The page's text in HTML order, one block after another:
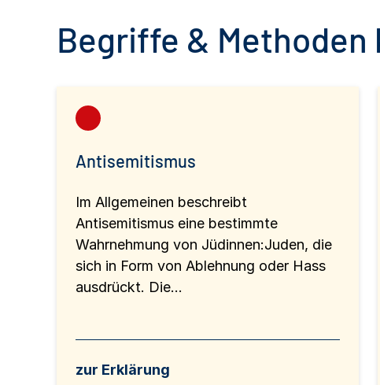
Begriffe &
Antisemitismus
Im Allgemeinen beschreibt
Antisemitismus eine bestimmte
Wahrnehmung von Jüdinnen:Juden, die
sich in Form von Ablehnung oder Hass
ausdrückt. Die...
zur Erklärung